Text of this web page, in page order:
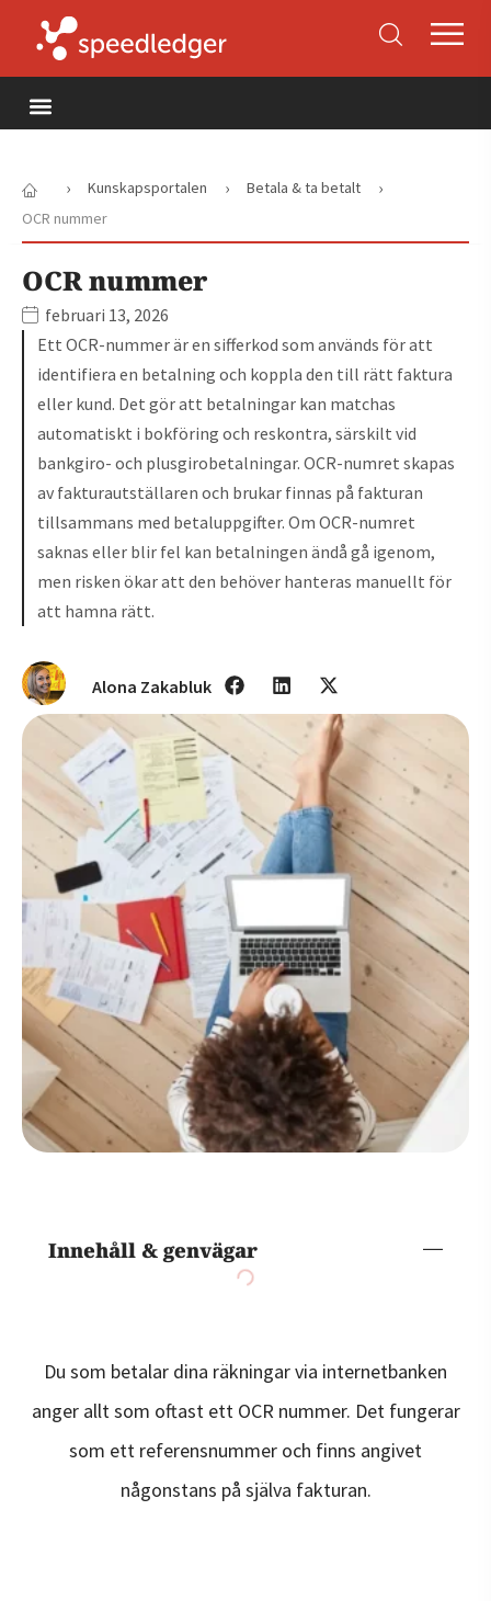
› Kunskapsportalen › Betala & ta betalt ›
OCR nummer
OCR nummer
februari 13, 2026
Ett OCR-nummer är en sifferkod som används för att
identifiera en betalning och koppla den till rätt faktura
eller kund. Det gör att betalningar kan matchas
automatiskt i bokföring och reskontra, särskilt vid
bankgiro- och plusgirobetalningar. OCR-numret skapas
av fakturautställaren och brukar finnas på fakturan
tillsammans med betaluppgifter. Om OCR-numret
saknas eller blir fel kan betalningen ändå gå igenom,
men risken ökar att den behöver hanteras manuellt för
att hamna rätt.
Alona Zakabluk
Innehåll & genvägar
Du som betalar dina räkningar via internetbanken
anger allt som oftast ett OCR nummer. Det fungerar
som ett referensnummer och finns angivet
någonstans på själva fakturan.